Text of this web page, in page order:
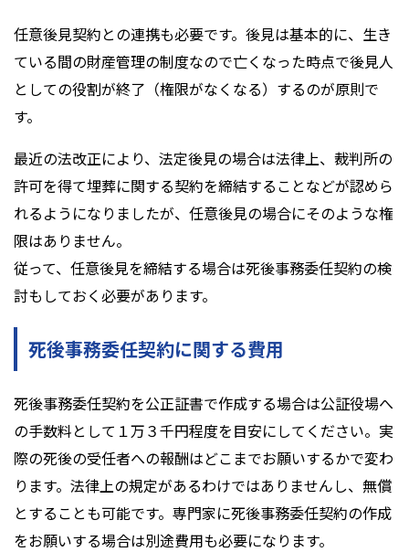
任意後見契約との連携も必要です。後見は基本的に、生き
ている間の財産管理の制度なので亡くなった時点で後見人
としての役割が終了（権限がなくなる）するのが原則で
す。
最近の法改正により、法定後見の場合は法律上、裁判所の
許可を得て埋葬に関する契約を締結することなどが認めら
れるようになりましたが、任意後見の場合にそのような権
限はありません。
従って、任意後見を締結する場合は死後事務委任契約の検
討もしておく必要があります。
死後事務委任契約に関する費用
死後事務委任契約を公正証書で作成する場合は公証役場へ
の手数料として１万３千円程度を目安にしてください。実
際の死後の受任者への報酬はどこまでお願いするかで変わ
ります。法律上の規定があるわけではありませんし、無償
とすることも可能です。専門家に死後事務委任契約の作成
をお願いする場合は別途費用も必要になります。